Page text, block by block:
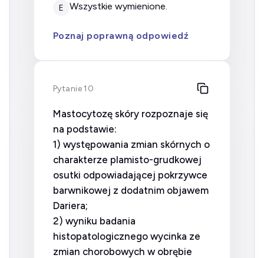
E wszystkie wymienione.
Poznaj poprawną odpowiedź
Pytanie 10
Mastocytozę skóry rozpoznaje się
na podstawie:
1) występowania zmian skórnych o
charakterze plamisto-grudkowej
osutki odpowiadającej pokrzywce
barwnikowej z dodatnim objawem
Dariera;
2) wyniku badania
histopatologicznego wycinka ze
zmian chorobowych w obrębie